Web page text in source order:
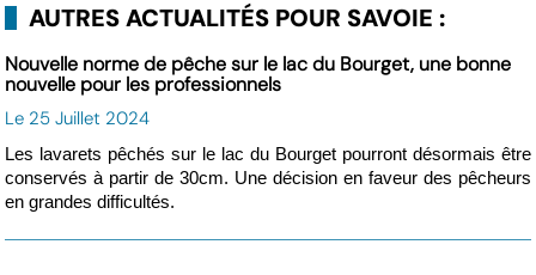
AUTRES ACTUALITÉS POUR SAVOIE :
Nouvelle norme de pêche sur le lac du Bourget, une bonne
nouvelle pour les professionnels
Le 25 Juillet 2024
Les lavarets pêchés sur le lac du Bourget pourront désormais être
conservés à partir de 30cm. Une décision en faveur des pêcheurs
en grandes difficultés.